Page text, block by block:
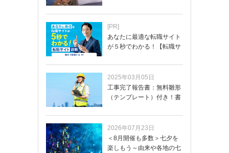
[PR]
あなたに最適な転職サイト
が５秒でわかる！【転職サ
2025年03月05日
工事完了報告書：無料雛形
（テンプレート）付き！書
2026年07月23日
＜8月開催も多数＞七夕を
楽しもう～由来や各地の七